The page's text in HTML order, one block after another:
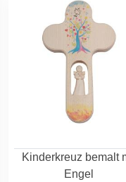
Kinderkreuz bemalt
Engel